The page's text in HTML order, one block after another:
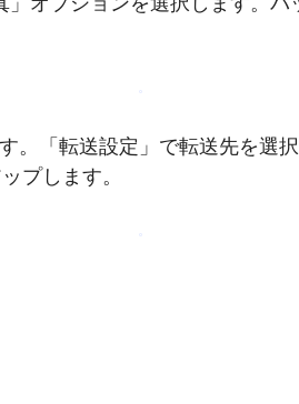
」オプションを選択します。
。「転送設定」で転送先を選
プします。